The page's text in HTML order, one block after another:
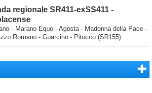
regionale SR411-exSS411 -
- Marano Equo - Agosta - Madonna della Pace -
Romano - Guarcino - Pitocco (SR155)